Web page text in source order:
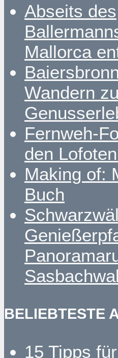
Abseits des
Mallorca
Wandern
Fernweh-
den
Making of:
Buch
BELIEBTESTE
15 Tipps